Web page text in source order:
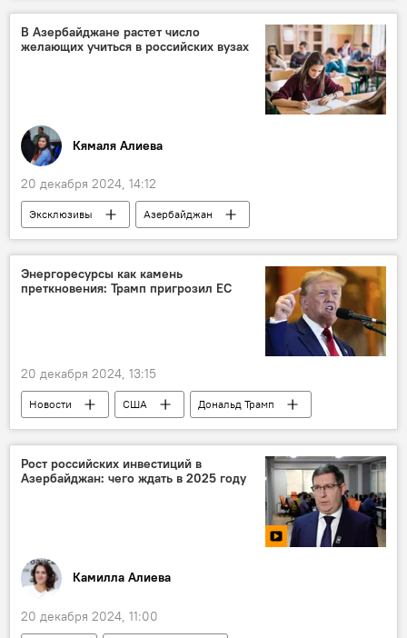
Указ
глава МВД Грузии Вахтанг Гомелаури
Назначение
Вице-премьер
США
Новости мира
Политика
В Азербайджане растет число
желающих учиться в российских вузах
Кямаля Алиева
20 декабря 2024, 14:12
Эксклюзивы
Азербайджан
Русский дом
Баку
Ирек Зиннуров
Пресс-центр
Россия
вузы России
Азербайджанцы
Абитуриенты
Министерство науки и образования Азербайджана
Великая Отечественная война
80-летие Победы в Великой Отечественной войне
мероприятия
Муслим Магомаев
Концерт
Планы
Энергоресурсы как камень
преткновения: Трамп пригрозил ЕС
20 декабря 2024, 13:15
Новости США
Дональд Трамп
Евросоюз
энергоресурсы
Закупка
ультиматум
Пошлины
Продукция
Китай
Торговая война
Угроза
Рост российских инвестиций в
Азербайджан: чего ждать в 2025 году
Камилла Алиева
20 декабря 2024, 11:00